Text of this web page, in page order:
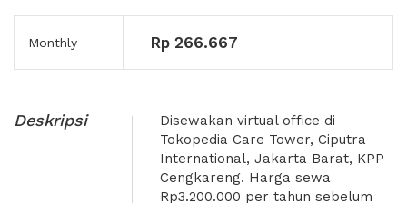
Monthly Rp 266.667
Deskripsi
Disewakan virtual office di
Tokopedia Care Tower, Ciputra
International, Jakarta Barat, KPP
Cengkareng. Harga sewa
Rp3.200.000 per tahun sebelum